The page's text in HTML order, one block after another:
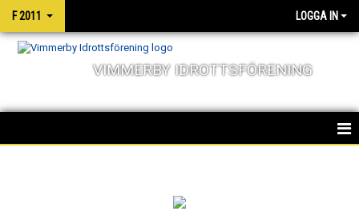
F 2011 LOGGA IN
VIMMERBY IDROTTSFÖRENING